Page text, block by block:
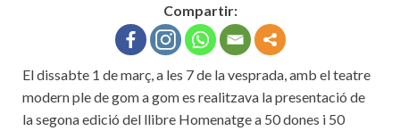
Compartir:
El dissabte 1 de març, a les 7 de la vesprada, amb el teatre
modern ple de gom a gom es realitzava la presentació de
la segona edició del llibre Homenatge a 50 dones i 50